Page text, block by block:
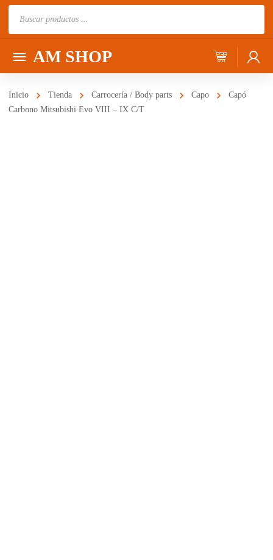
AM SHOP
Inicio Tienda Carrocería / Body parts Capo
Capó
Carbono Mitsubishi Evo VIII – IX C/T